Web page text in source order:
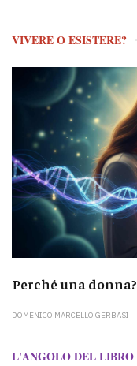
VIVERE O ESISTERE?
Perché una donna?
DOMENICO MARCELLO GERBASI
L'ANGOLO DEL LIBRO